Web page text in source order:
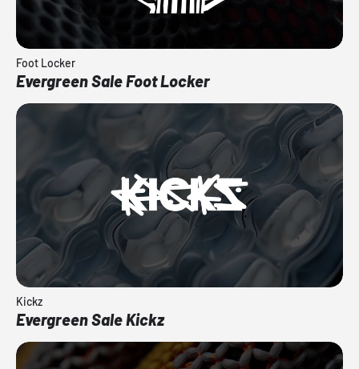
Foot Locker
Evergreen Sale Foot Locker
Kickz
Evergreen Sale Kickz